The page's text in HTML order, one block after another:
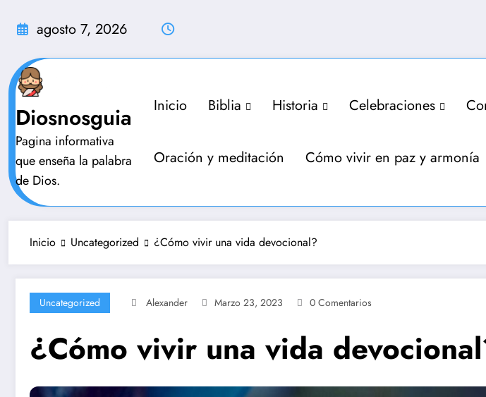
agosto 7, 2026
Diosnosguia
Pagina informativa
que enseña la palabra
de Dios.
Inicio Biblia Historia Celebraciones
Oración y meditación Cómo vivir en paz y armonía
Inicio Uncategorized ¿Cómo vivir una vida devocional?
Uncategorized Alexander Marzo 23, 2023 0 Comentarios
¿Cómo vivir una vida